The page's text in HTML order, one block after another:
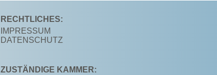
RECHTLICHES:
IMPRESSUM
DATENSCHUTZ
ZUSTÄNDIGE KAMMER: